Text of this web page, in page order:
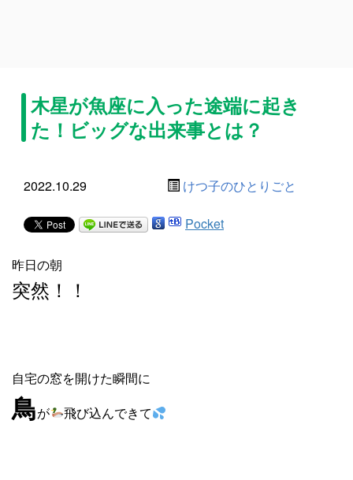
木星が魚座に入った途端に起き
た！ビッグな出来事とは？
2022.10.29 けつ子のひとりごと
Pocket
昨日の朝
突然！！
自宅の窓を開けた瞬間に
鳥が 飛び込んできて